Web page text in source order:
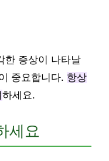
한 증상이 나타날
중요합니다. 항상
하세요.
세요